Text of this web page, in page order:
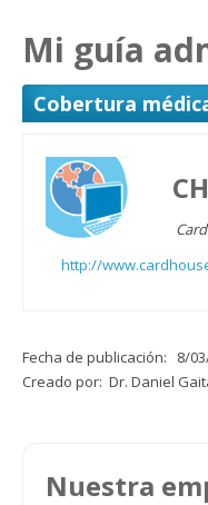
Mi guía
Cobertura
http://
Fecha de publicación: 8/
Creado por: Dr. Daniel
Nuestra